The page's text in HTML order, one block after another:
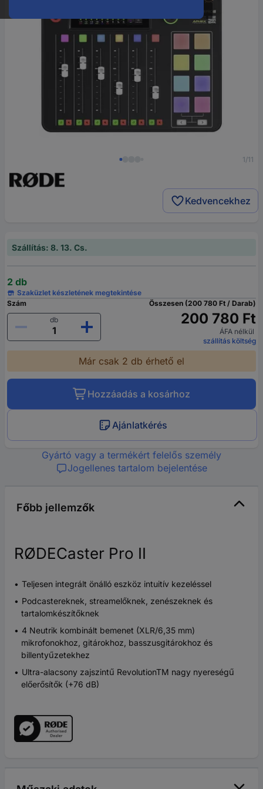
1/11
Kedvencekhez
Szállítás: 8. 13. Cs.
2 db
Szaküzlet készletének megtekintése
Szám
db
Összesen (200 780 Ft / Darab)
200 780 Ft
ÁFA nélkül
szállítás költség
Már csak 2 db érhető el
Hozzáadás a kosárhoz
Ajánlatkérés
Gyártó vagy a termékért felelős személy
Jogellenes tartalom bejelentése
Főbb jellemzők
RØDECaster Pro II
Teljesen integrált önálló eszköz intuitív kezeléssel
Podcastereknek, streamelőknek, zenészeknek és
tartalomkészítőknek
4 Neutrik kombinált bemenet (XLR/6,35 mm)
mikrofonokhoz, gitárokhoz, basszusgitárokhoz és
billentyűzetekhez
Ultra-alacsony zajszintű RevolutionTM nagy nyereségű
előerősítők (+76 dB)